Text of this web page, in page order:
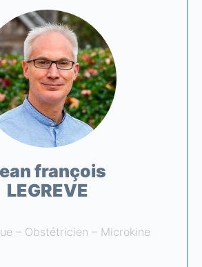
françois
LEGREVE
– Obstétricien – Microkine